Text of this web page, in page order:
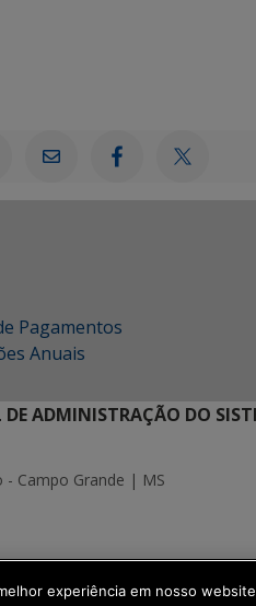
Pagamentos
Anuais
ADMINISTRAÇÃO DO
- Campo Grande | MS
Executiva de
experiência em nosso